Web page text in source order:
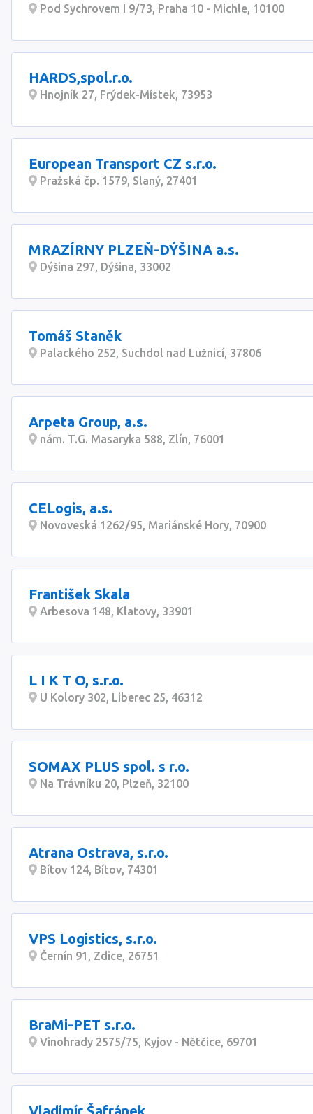
Pod Sychrovem I 9/73, Praha 10 - Michle, 10100
HARDS,spol.r.o.
Hnojník 27, Frýdek-Místek, 73953
European Transport CZ s.r.o.
Pražská čp. 1579, Slaný, 27401
MRAZÍRNY PLZEŇ-DÝŠINA a.s.
Dýšina 297, Dýšina, 33002
Tomáš Staněk
Palackého 252, Suchdol nad Lužnicí, 37806
Arpeta Group, a.s.
nám. T.G. Masaryka 588, Zlín, 76001
CELogis, a.s.
Novoveská 1262/95, Mariánské Hory, 70900
František Skala
Arbesova 148, Klatovy, 33901
L I K T O, s.r.o.
U Kolory 302, Liberec 25, 46312
SOMAX PLUS spol. s r.o.
Na Trávníku 20, Plzeň, 32100
Atrana Ostrava, s.r.o.
Bítov 124, Bítov, 74301
VPS Logistics, s.r.o.
Černín 91, Zdice, 26751
BraMi-PET s.r.o.
Vinohrady 2575/75, Kyjov - Nětčice, 69701